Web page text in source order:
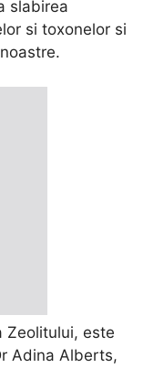
slabirea
si toxonelor si
Zeolitului, este
Adina Alberts,